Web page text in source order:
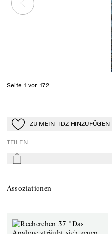
Seite 1 von 172
Zu Mein-TdZ hinzufügen
ZU MEIN-TDZ HINZUFÜGEN
TEILEN:
mail
Assoziationen